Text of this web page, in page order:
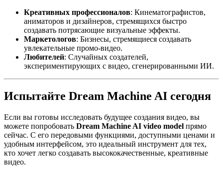
Креативных профессионалов: Кинематографистов,
аниматоров и дизайнеров, стремящихся быстро
создавать потрясающие визуальные эффекты.
Маркетологов: Бизнесы, стремящиеся создавать
увлекательные промо-видео.
Любителей: Случайных создателей,
экспериментирующих с видео, сгенерированными ИИ.
Испытайте Dream Machine AI сегодня
Если вы готовы исследовать будущее создания видео, вы
можете попробовать Dream Machine AI video model прямо
сейчас. С его передовыми функциями, доступными ценами и
удобным интерфейсом, это идеальный инструмент для тех,
кто хочет легко создавать высококачественные, креативные
видео.